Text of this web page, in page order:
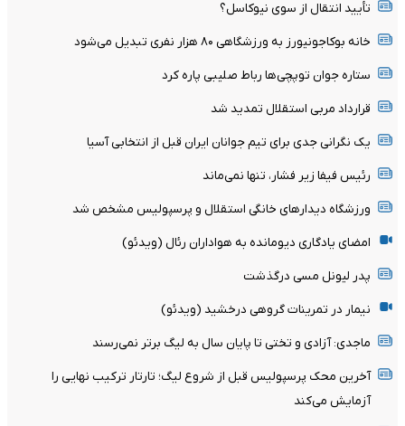
تأیید انتقال از سوی نیوکاسل؟
خانه بوکاجونیورز به ورزشگاهی ۸۰ هزار نفری تبدیل می‌شود
ستاره جوان توپچی‌ها رباط صلیبی پاره کرد
قرارداد مربی استقلال تمدید شد
یک نگرانی جدی برای تیم جوانان ایران قبل از انتخابی آسیا
رئیس فیفا زیر فشار، تنها نمی‌ماند
ورزشگاه دیدارهای خانگی استقلال و پرسپولیس مشخص شد
امضای یادگاری دیومانده به هواداران رئال (ویدئو)
پدر لیونل مسی درگذشت
نیمار در تمرینات گروهی درخشید (ویدئو)
ماجدی: آزادی و تختی تا پایان سال به لیگ برتر نمی‌رسند
آخرین محک پرسپولیس قبل از شروع لیگ؛ تارتار ترکیب نهایی را
آزمایش می‌کند